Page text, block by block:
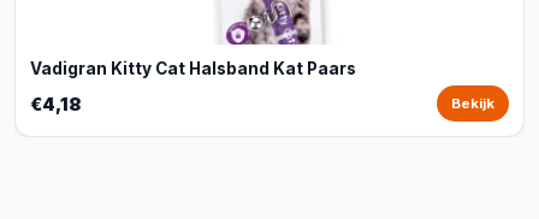
Vadigran Kitty Cat Halsband Kat Paars
€4,18 Bekijk